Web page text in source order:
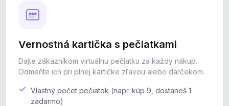
Vernostná kartička s pečiatkami
Dajte zákazníkom virtuálnu pečiatku za každý nákup.
Odmeňte ich pri plnej kartičke zľavou alebo darčekom.
Vlastný počet pečiatok (napr. kúp 9, dostaneš 1
zadarmo)